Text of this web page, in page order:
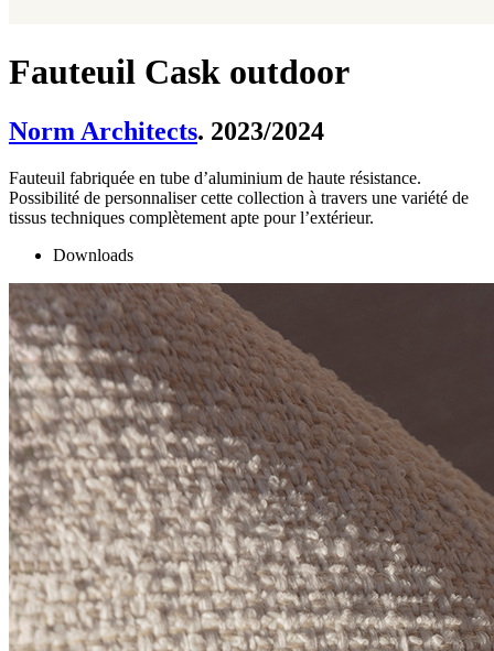
Fauteuil Cask outdoor
Norm Architects. 2023/2024
Fauteuil fabriquée en tube d’aluminium de haute résistance.
Possibilité de personnaliser cette collection à travers une variété de
tissus techniques complètement apte pour l’extérieur.
Downloads